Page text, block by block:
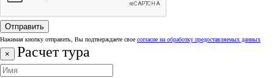
Нажимая кнопку отправить, Вы подтверждаете свое согласие на обработку предоставляемых данных
× Расчет тура